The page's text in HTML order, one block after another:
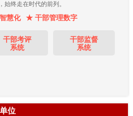
始终走在时代的前列。
慧化 ★ 干部管理数字
干部考评
系统
干部监督
系统
位